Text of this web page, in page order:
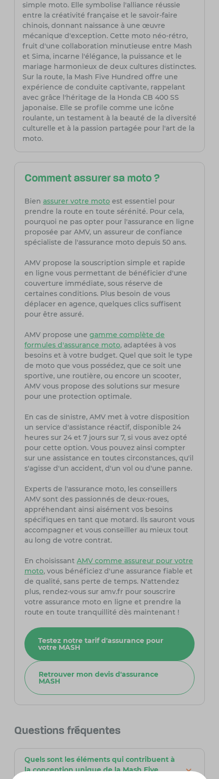
simple moto. Elle symbolise l'alliance réussie
entre la créativité française et le savoir-faire
chinois, donnant naissance à une œuvre
mécanique d'exception. Cette moto néo-rétro,
fruit d'une collaboration minutieuse entre Mash
et Sima, incarne l'élégance, la puissance et le
mariage harmonieux de deux cultures distinctes.
Sur la route, la Mash Five Hundred offre une
expérience de conduite captivante, rappelant
avec grâce l'héritage de la Honda CB 400 SS
japonaise. Elle se profile comme une icône
roulante, un testament à la beauté de la diversité
culturelle et à la passion partagée pour l'art de la
moto.
Comment assurer sa moto ?
Bien assurer votre motoest essentiel pour
prendre la route en toute sérénité. Pour cela,
pourquoi ne pas opter pour l'assurance en ligne
proposée par AMV, un assureur de confiance
spécialiste de l'assurance moto depuis 50 ans.
AMV propose la souscription simple et rapide
en ligne vous permettant de bénéficier d'une
couverture immédiate, sous réserve de
certaines conditions. Plus besoin de vous
déplacer en agence, quelques clics suffisent
pour être assuré.
AMV propose une gamme complète de
formules d'assurance moto, adaptées à vos
besoins et à votre budget. Quel que soit le type
de moto que vous possédez, que ce soit une
sportive, une routière, ou encore un scooter,
AMV vous propose des solutions sur mesure
pour une protection optimale.
En cas de sinistre, AMV met à votre disposition
un service d'assistance réactif, disponible 24
heures sur 24 et 7 jours sur 7, si vous avez opté
pour cette option. Vous pouvez ainsi compter
sur une assistance en toutes circonstances, qu'il
s'agisse d'un accident, d'un vol ou d'une panne.
Experts de l'assurance moto, les conseillers
AMV sont des passionnés de deux-roues,
appréhendant ainsi aisément vos besoins
spécifiques en tant que motard. Ils sauront vous
accompagner et vous conseiller au mieux tout
au long de votre contrat.
En choisissant AMV comme assureur pour votre
moto, vous bénéficiez d'une assurance fiable et
de qualité, sans perte de temps. N'attendez
plus, rendez-vous sur amv.fr pour souscrire
votre assurance moto en ligne et prendre la
route en toute tranquillité dès maintenant !
Testez notre tarif d'assurance pour
votre MASH
Retrouver mon devis d'assurance
MASH
Questions fréquentes
Quels sont les éléments qui contribuent à
la conception unique de la Mash Five